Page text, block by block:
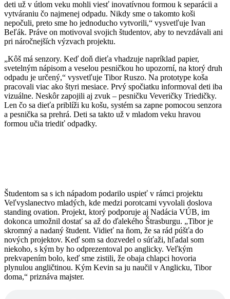
deti už v útlom veku mohli viesť inovatívnou formou k separácii a
vytváraniu čo najmenej odpadu. Nikdy sme o takomto koši
nepočuli, preto sme ho jednoducho vytvorili,“ vysvetľuje Ivan
Beľák. Práve on motivoval svojich študentov, aby to nevzdávali ani
pri náročnejších výzvach projektu.
„Kôš má senzory. Keď doň dieťa vhadzuje napríklad papier,
svetelným nápisom a veselou pesničkou ho upozorní, na ktorý druh
odpadu je určený,“ vysvetľuje Tibor Ruszo. Na prototype koša
pracovali viac ako štyri mesiace. Prvý spočiatku informoval deti iba
vizuálne. Neskôr zapojili aj zvuk – pesničku Veveričky Triedičky.
Len čo sa dieťa priblíži ku košu, systém sa zapne pomocou senzora
a pesnička sa prehrá. Deti sa takto už v mladom veku hravou
formou učia triediť odpadky.
Študentom sa s ich nápadom podarilo uspieť v rámci projektu
Veľvyslanectvo mladých, kde medzi porotcami vyvolali doslova
standing ovation. Projekt, ktorý podporuje aj Nadácia VÚB, im
dokonca umožnil dostať sa až do ďalekého Štrasburgu. „Tibor je
skromný a nadaný študent. Vidieť na ňom, že sa rád púšťa do
nových projektov. Keď som sa dozvedel o súťaži, hľadal som
niekoho, s kým by ho odprezentoval po anglicky. Veľkým
prekvapením bolo, keď sme zistili, že obaja chlapci hovoria
plynulou angličtinou. Kým Kevin sa ju naučil v Anglicku, Tibor
doma,“ priznáva majster.